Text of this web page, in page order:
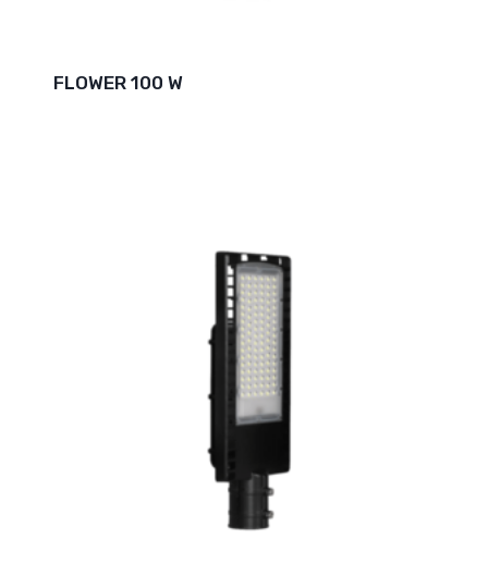
FLOWER 100 W